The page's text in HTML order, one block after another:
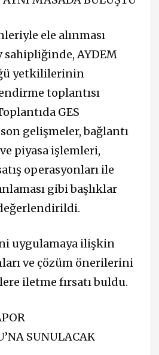
ele alınması
sahipliğinde, AYDEM
yetkililerinin
toplantısı
GES
gelişmeler, bağlantı
piyasa işlemleri,
operasyonları ile
gibi başlıklar
uygulamaya ilişkin
ve çözüm önerilerini
iletme fırsatı buldu.
SUNULACAK